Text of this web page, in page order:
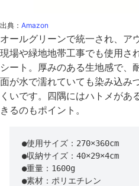
出典： Amazon
オールグリーンで統一され、ア
現場や緑地地帯工事でも使用さ
シート。厚みのある生地感で
面が水で濡れていても染み込み
くいです。四隅にはハトメがあ
きるのもポイント。
●使用サイズ：270×360cm
●収納サイズ：40×29×4cm
●重量：1600g
●素材：ポリエチレン